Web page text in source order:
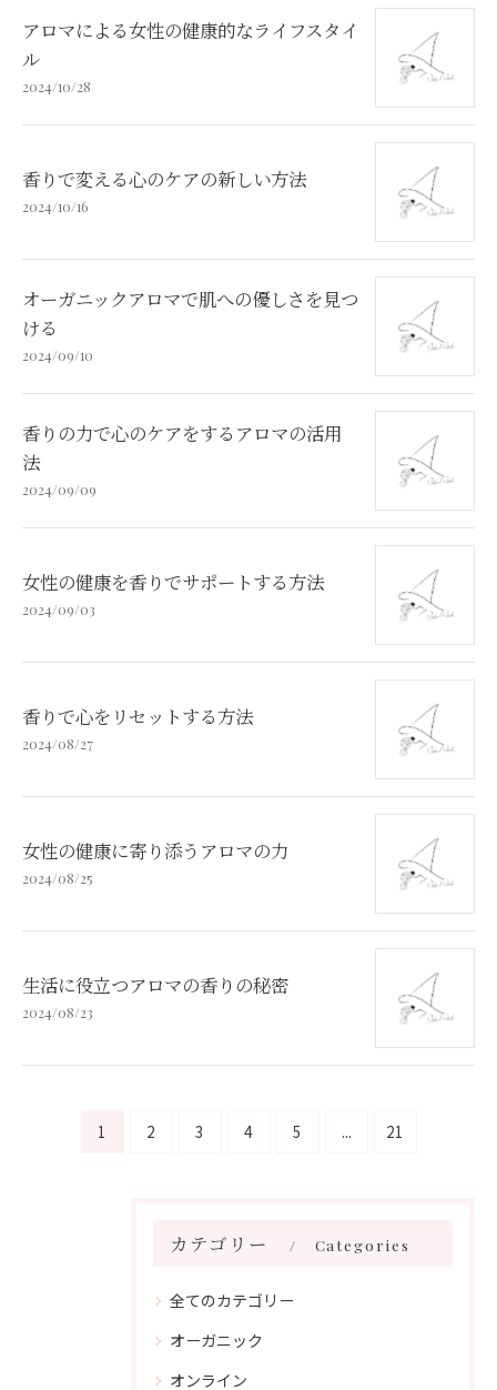
アロマによる女性の健康的なライフスタイ
ル
2024/10/28
香りで変える心のケアの新しい方法
2024/10/16
オーガニックアロマで肌への優しさを見つ
ける
2024/09/10
香りの力で心のケアをするアロマの活用
法
2024/09/09
女性の健康を香りでサポートする方法
2024/09/03
香りで心をリセットする方法
2024/08/27
女性の健康に寄り添うアロマの力
2024/08/25
生活に役立つアロマの香りの秘密
2024/08/23
1 2 3 4 5 ... 21
カテゴリー Categories
全てのカテゴリー
オーガニック
オンライン